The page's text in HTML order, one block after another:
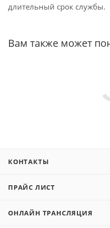
длительный срок службы.
Вам также может
КОНТАКТЫ
ПРАЙС ЛИСТ
ОНЛАЙН ТРАНСЛЯЦИЯ